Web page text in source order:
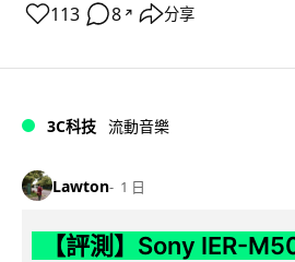
113 8 ↗ 分享
3C科技 流動音樂
Lawton 1 日
【評測】Sony IER-